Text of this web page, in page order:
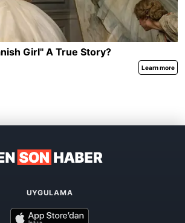
UYGULAMA